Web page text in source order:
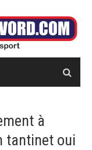
à
tantinet oui